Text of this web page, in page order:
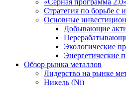
«Серная программа 2.0»
Стратегия по борьбе с
Основные
Добывающие
Экологические
Энергетические
Обзор рынка металлов
Лидерство на рынке
Никель (Ni)